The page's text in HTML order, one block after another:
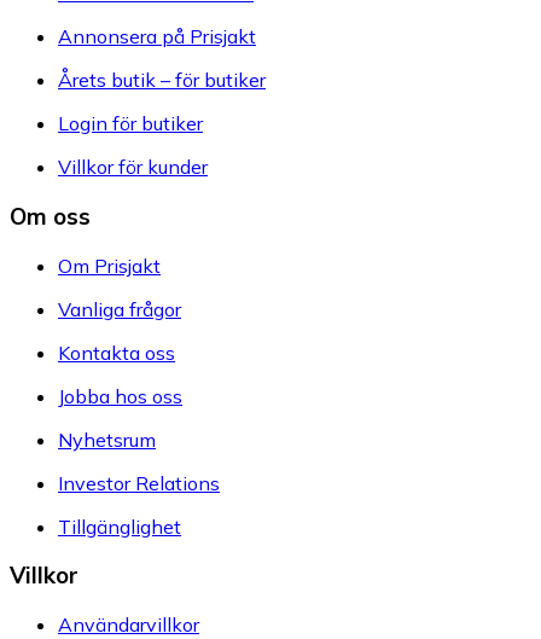
Annonsera på Prisjakt
Årets butik – för butiker
Login för butiker
Villkor för kunder
Om oss
Om Prisjakt
Vanliga frågor
Kontakta oss
Jobba hos oss
Nyhetsrum
Investor Relations
Tillgänglighet
Villkor
Användarvillkor